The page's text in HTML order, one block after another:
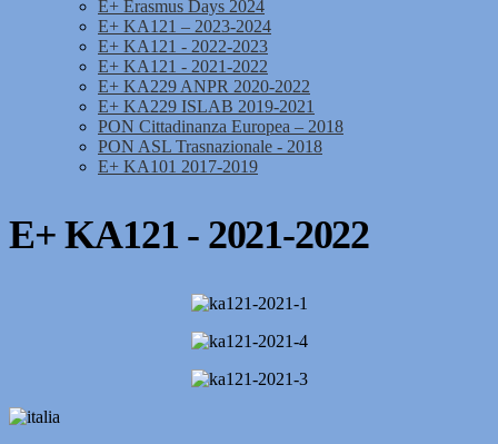
E+ Erasmus Days 2024
E+ KA121 – 2023-2024
E+ KA121 - 2022-2023
E+ KA121 - 2021-2022
E+ KA229 ANPR 2020-2022
E+ KA229 ISLAB 2019-2021
PON Cittadinanza Europea – 2018
PON ASL Trasnazionale - 2018
E+ KA101 2017-2019
E+ KA121 - 2021-2022